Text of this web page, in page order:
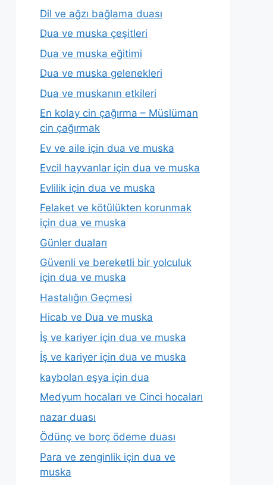
Dil ve ağzı bağlama duası
Dua ve muska çeşitleri
Dua ve muska eğitimi
Dua ve muska gelenekleri
Dua ve muskanın etkileri
En kolay cin çağırma – Müslüman
cin çağırmak
Ev ve aile için dua ve muska
Evcil hayvanlar için dua ve muska
Evlilik için dua ve muska
Felaket ve kötülükten korunmak
için dua ve muska
Günler duaları
Güvenli ve bereketli bir yolculuk
için dua ve muska
Hastalığın Geçmesi
Hicab ve Dua ve muska
İş ve kariyer için dua ve muska
İş ve kariyer için dua ve muska
kaybolan eşya için dua
Medyum hocaları ve Cinci hocaları
nazar duası
Ödünç ve borç ödeme duası
Para ve zenginlik için dua ve
muska